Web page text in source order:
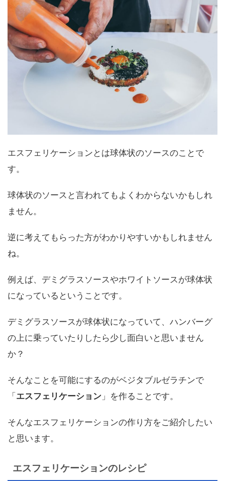
エスフェリケーションとは球体状のソースのことで
す。
球体状のソースと言われてもよくわからないかもしれ
ません。
逆に考えてもらった方がわかりやすいかもしれません
ね。
例えば、デミグラスソースやホワイトソースが球体状
になっているということです。
デミグラスソースが球体状になっていて、ハンバーグ
の上に乗っていたりしたら少し面白いと思いません
か？
そんなことを可能にするのがベジタブルゼラチンで
「 エスフェリケーション 」を作ることです。
そんなエスフェリケーションの作り方をご紹介したい
と思います。
エスフェリケーションのレシピ